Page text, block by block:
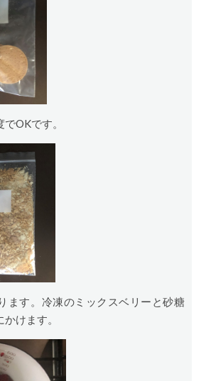
OKです。
ます。冷凍のミックスベリーと砂糖
けます。